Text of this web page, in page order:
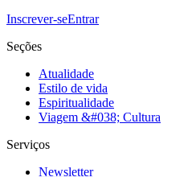
Inscrever-seEntrar
Seções
Atualidade
Estilo de vida
Espiritualidade
Viagem &#038; Cultura
Serviços
Newsletter